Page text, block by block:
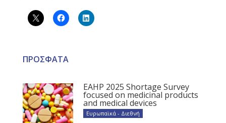
ΠΡΟΣΦΑΤΑ
EAHP 2025 Shortage Survey
focused on medicinal products
and medical devices
Ευρωπαϊκά - Διεθνή